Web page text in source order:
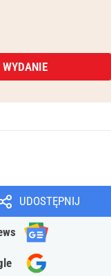
WYDANIE
UDOSTĘPNIJ